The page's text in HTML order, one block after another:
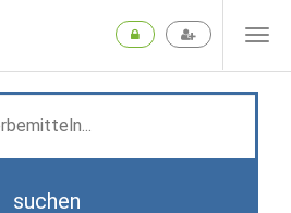
suchen